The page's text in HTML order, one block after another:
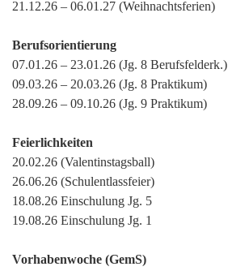
21.12.26 – 06.01.27 (Weihnachtsferien)
Berufsorientierung
07.01.26 – 23.01.26 (Jg. 8 Berufsfelderk.)
09.03.26 – 20.03.26 (Jg. 8 Praktikum)
28.09.26 – 09.10.26 (Jg. 9 Praktikum)
Feierlichkeiten
20.02.26 (Valentinstagsball)
26.06.26 (Schulentlassfeier)
18.08.26 Einschulung Jg. 5
19.08.26 Einschulung Jg. 1
Vorhabenwoche (GemS)